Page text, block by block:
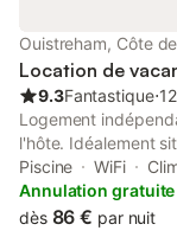
Ouistreham, Côte
Location de
9.3Fantastique⋅
Logement
l'hôte. Idéalement
port (500m), de la
commerçante
de Ouistreham
Piscine WiFi
Annulation gratuite
dès 86 € par nuit